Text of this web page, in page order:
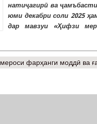
натиҷагирӣ ва
юми декабри соли 2025
дар мавзуи «Ҳифзи
фарҳанги моддӣ ва